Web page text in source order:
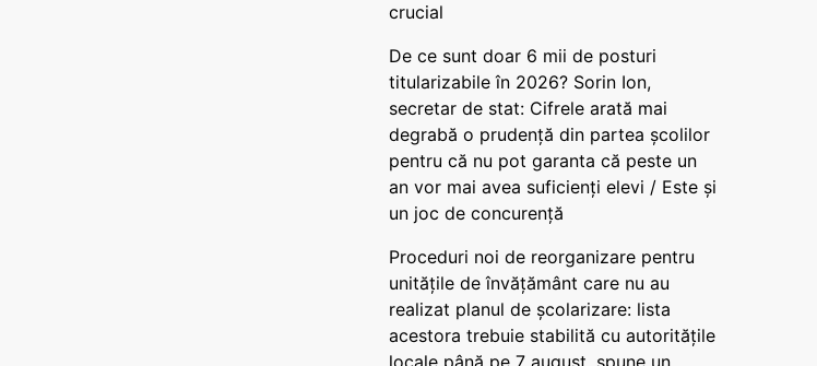
crucial
De ce sunt doar 6 mii de posturi
titularizabile în 2026? Sorin Ion,
secretar de stat: Cifrele arată mai
degrabă o prudență din partea școlilor
pentru că nu pot garanta că peste un
an vor mai avea suficienți elevi / Este și
un joc de concurență
Proceduri noi de reorganizare pentru
unitățile de învățământ care nu au
realizat planul de școlarizare: lista
acestora trebuie stabilită cu autoritățile
locale până pe 7 august, spune un